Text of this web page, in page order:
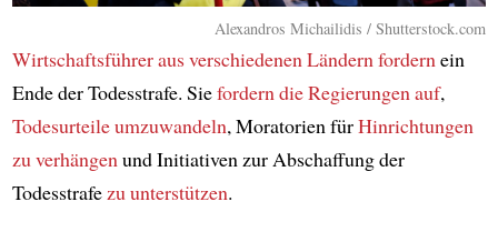
Alexandros Michailidis / Shutterstock.com
Wirtschaftsführeraus verschiedenen Ländernfordernein
Ende der Todesstrafe. Siefordern die Regierungen auf,
Todesurteile umzuwandeln, Moratorien fürHinrichtungen
zu verhängenund Initiativen zur Abschaffung der
Todesstrafezu unterstützen.